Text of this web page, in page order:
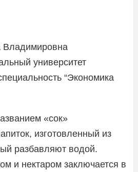
Владимировна
университет
“Экономика
«сок»
изготовленный из
разбавляют водой.
и нектаром заключается в